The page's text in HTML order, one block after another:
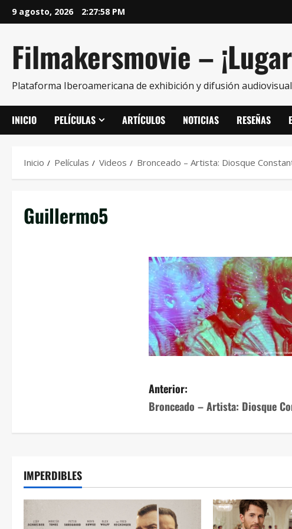
9 agosto, 2026 2:27:58 PM
Filmakersmovie –
Plataforma Iberoamericana de exhibición y difusión
INICIO PELÍCULAS ARTÍCULOS NOTICIAS RESEÑAS
Inicio Películas Videos Bronceado – Artista: Diosque
Guillermo5
Anterior:
Bronceado – Artista: Diosque
IMPERDIBLES